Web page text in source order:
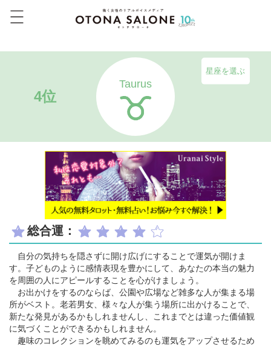
4位
Taurus
星座を選ぶ
総合運：
自分の気持ちを隠さずに開け広げにすることで運気が開けま
す。子どものように感情表現を豊かにして、あなたの本当の魅力
を周囲の人にアピールすることを心がけましょう。
お出かけをするのならば、公園や広場など雑多な人が集まる場
所がベスト。老若男女、様々な人が集う場所に出かけることで、
新たな発見があるかもしれませんし、これまでとは違った価値観
に気づくことができるかもしれません。
趣味のコレクションを眺めてみるのも運気をアップさせるため